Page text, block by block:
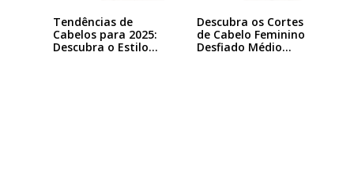
Tendências de
Cabelos para 2025:
Descubra o Estilo…
Descubra os Cortes
de Cabelo Feminino
Desfiado Médio…